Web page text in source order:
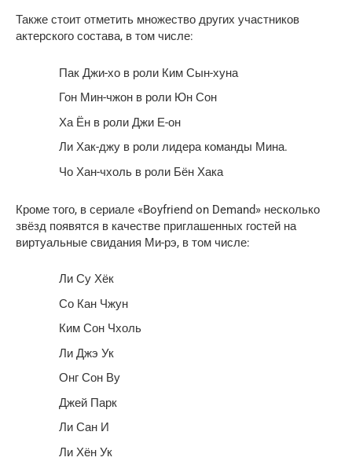
Также стоит отметить множество других участников
актерского состава, в том числе:
Пак Джи-хо в роли Ким Сын-хуна
Гон Мин-чжон в роли Юн Сон
Ха Ён в роли Джи Е-он
Ли Хак-джу в роли лидера команды Мина.
Чо Хан-чхоль в роли Бён Хака
Кроме того, в сериале «Boyfriend on Demand» несколько
звёзд появятся в качестве приглашенных гостей на
виртуальные свидания Ми-рэ, в том числе:
Ли Су Хёк
Со Кан Чжун
Ким Сон Чхоль
Ли Джэ Ук
Онг Сон Ву
Джей Парк
Ли Сан И
Ли Хён Ук